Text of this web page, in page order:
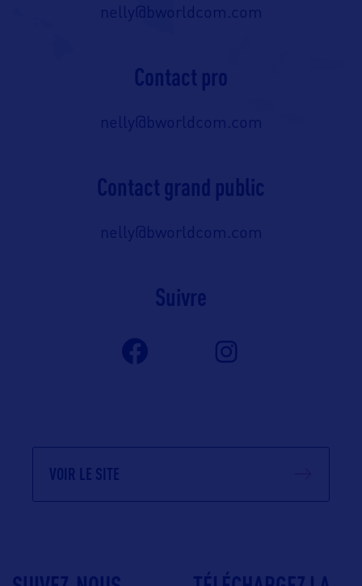
nelly@bworldcom.com
Contact pro
nelly@bworldcom.com
Contact grand public
nelly@bworldcom.com
Suivre
VOIR LE SITE